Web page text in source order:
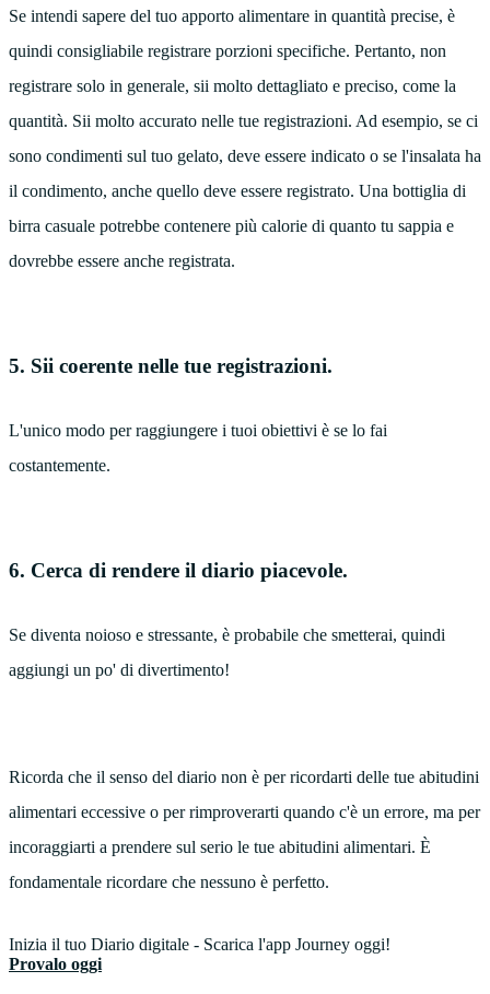
Se intendi sapere del tuo apporto alimentare in quantità precise, è
quindi consigliabile registrare porzioni specifiche. Pertanto, non
registrare solo in generale, sii molto dettagliato e preciso, come la
quantità. Sii molto accurato nelle tue registrazioni. Ad esempio, se ci
sono condimenti sul tuo gelato, deve essere indicato o se l'insalata ha
il condimento, anche quello deve essere registrato. Una bottiglia di
birra casuale potrebbe contenere più calorie di quanto tu sappia e
dovrebbe essere anche registrata.
5. Sii coerente nelle tue registrazioni.
L'unico modo per raggiungere i tuoi obiettivi è se lo fai
costantemente.
6. Cerca di rendere il diario piacevole.
Se diventa noioso e stressante, è probabile che smetterai, quindi
aggiungi un po' di divertimento!
Ricorda che il senso del diario non è per ricordarti delle tue abitudini
alimentari eccessive o per rimproverarti quando c'è un errore, ma per
incoraggiarti a prendere sul serio le tue abitudini alimentari. È
fondamentale ricordare che nessuno è perfetto.
Inizia il tuo Diario digitale - Scarica l'app Journey oggi!
Provalo oggi